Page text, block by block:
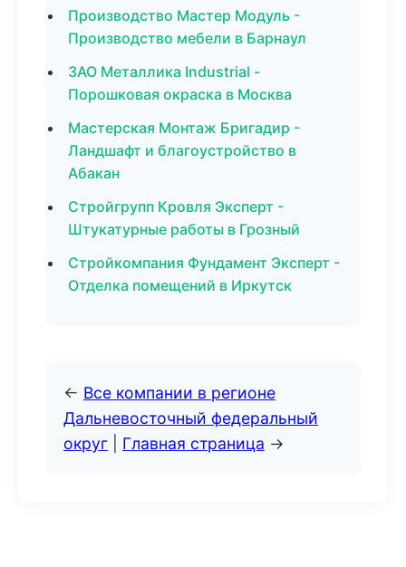
Производство Мастер Модуль -
Производство мебели в Барнаул
ЗАО Металлика Industrial -
Порошковая окраска в Москва
Мастерская Монтаж Бригадир -
Ландшафт и благоустройство в
Абакан
Стройгрупп Кровля Эксперт -
Штукатурные работы в Грозный
Стройкомпания Фундамент Эксперт -
Отделка помещений в Иркутск
← Все компании в регионе
Дальневосточный федеральный
округ
Главная страница →